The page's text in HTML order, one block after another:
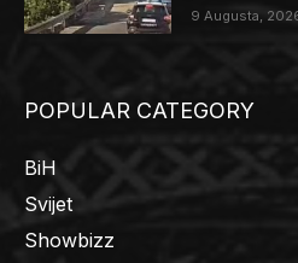
9 Augusta,
POPULAR CATEGORY
BiH
Svijet
Showbizz